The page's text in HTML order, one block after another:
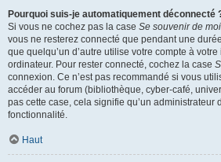
Pourquoi suis-je automatiquement déconnecté
Si vous ne cochez pas la case Se souvenir de moi
vous ne resterez connecté que pendant une
que quelqu’un d’autre utilise votre compte à
ordinateur. Pour rester connecté, cochez la case
connexion. Ce n’est pas recommandé si vous
accéder au forum (bibliothèque, cyber-café,
pas cette case, cela signifie qu’un administrateur
fonctionnalité.
Haut